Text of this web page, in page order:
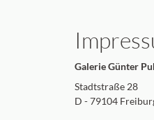
Galerie Günter
Stadtstraße 28
D - 79104